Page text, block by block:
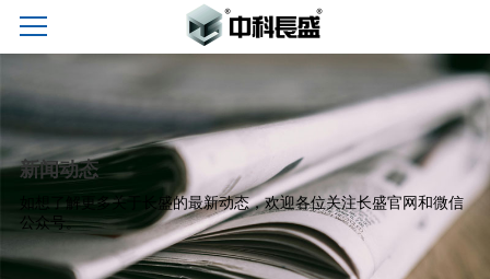
新闻动态
如想了解更多关于长盛的最新动态，欢迎各位关注长盛官网和微信
公众号。